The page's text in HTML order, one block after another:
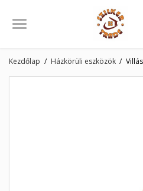
Kezdőlap Házkörüli eszközök